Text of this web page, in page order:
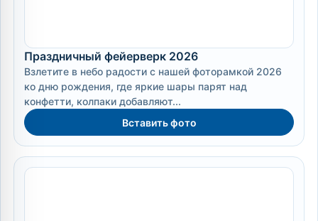
Праздничный фейерверк 2026
Взлетите в небо радости с нашей фоторамкой 2026
ко дню рождения, где яркие шары парят над
конфетти, колпаки добавляют...
Вставить фото